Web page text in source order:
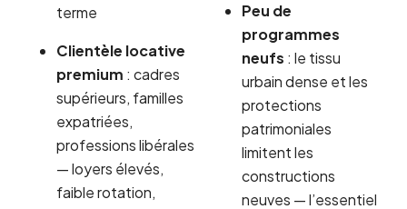
terme
Clientèle locative
premium : cadres
supérieurs, familles
expatriées,
professions libérales
— loyers élevés,
faible rotation,
Peu de
programmes
neufs : le tissu
urbain dense et les
protections
patrimoniales
limitent les
constructions
neuves — l’essentiel